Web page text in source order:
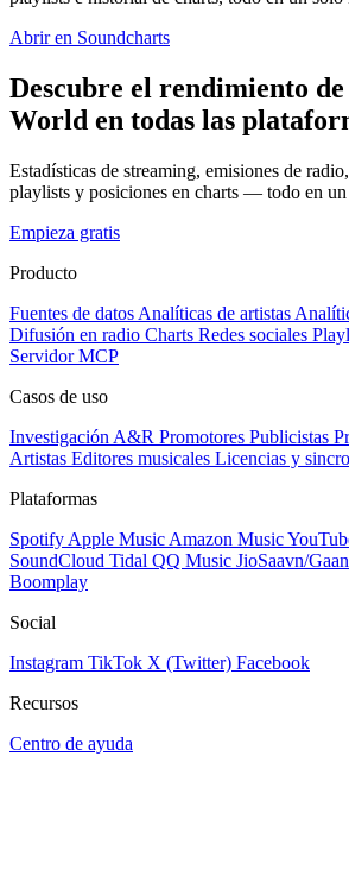
Abrir en Soundcharts
Descubre el rendimiento
World en todas las
Estadísticas de streaming, emisiones de
playlists y posiciones en charts — todo en un
Empieza gratis
Producto
Fuentes de datos Analíticas de artistas
Difusión en radio Charts Redes sociales
Servidor MCP
Casos de uso
Investigación A&R Promotores Publicistas
Artistas Editores musicales Licencias y
Plataformas
Spotify Apple Music Amazon Music
SoundCloud Tidal QQ Music JioSaavn/
Boomplay
Social
Instagram TikTok X (Twitter) Facebook
Recursos
Centro de ayuda